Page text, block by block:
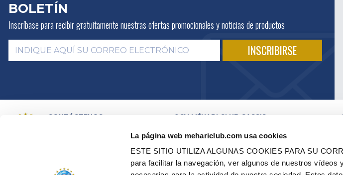
La página web mehariclub.com usa cookies
ESTE SITIO UTILIZA ALGUNAS COOKIES PARA SU
para facilitar la navegación, ver algunos de nuestros vídeos
BOLETÍN
Inscríbase para recibir gratuitamentenuestras ofertas promocionales y noticias de productos
CONTÁCTENOS
+ 33 (0)4 42
12h00 / 14h00 – 17h00
2CV MÉHARI CLUB CASSIS
ACTIVIDADES
PRESENTACIÓN EN VÍDEO
RED DE TALLERES AUTORIZADOS